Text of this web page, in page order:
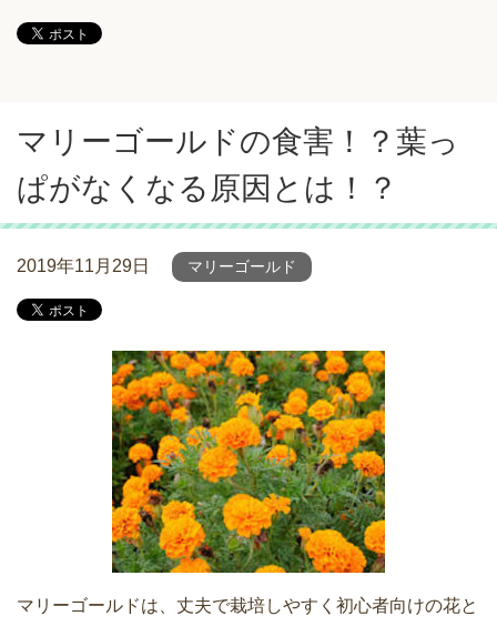
マリーゴールドの食害！？葉っ
ぱがなくなる原因とは！？
2019年11月29日 マリーゴールド
マリーゴールドは、丈夫で栽培しやすく初心者向けの花と